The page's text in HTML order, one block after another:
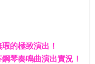
的極致演出！
琴奏鳴曲演出實況！